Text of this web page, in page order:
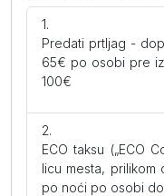
Predati prtljag -
65€ po osobi pre
100€
ECO taksu („ECO
licu mesta,
po noći po osobi do